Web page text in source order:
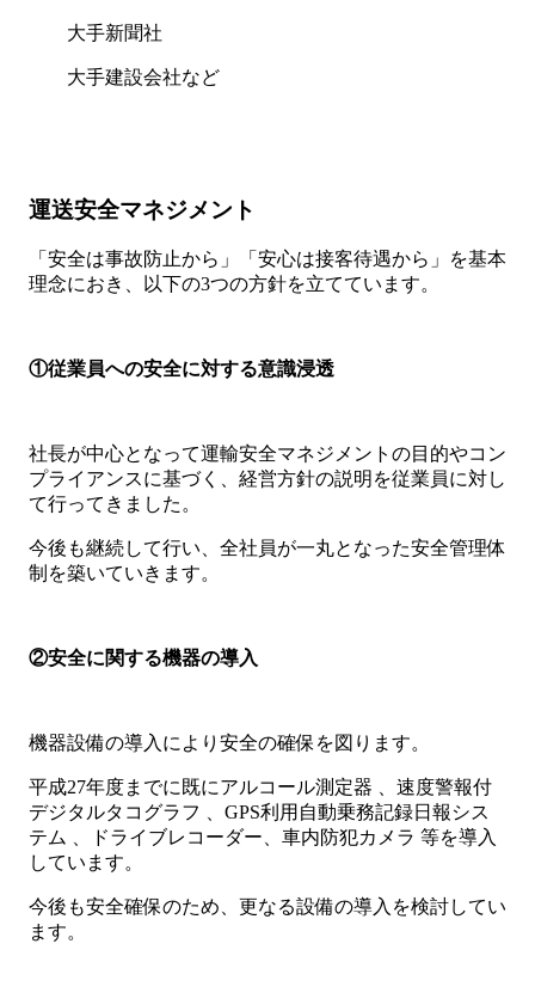
大手新聞社
大手建設会社など
運送安全マネジメント
「安全は事故防止から」「安心は接客待遇から」を基本
理念におき、以下の3つの方針を立てています。
①従業員への安全に対する意識浸透
社長が中心となって運輸安全マネジメントの目的やコン
プライアンスに基づく、経営方針の説明を従業員に対し
て行ってきました。
今後も継続して行い、全社員が一丸となった安全管理体
制を築いていきます。
②安全に関する機器の導入
機器設備の導入により安全の確保を図ります。
平成27年度までに既にアルコール測定器 、速度警報付
デジタルタコグラフ 、GPS利用自動乗務記録日報シス
テム 、ドライブレコーダー、車内防犯カメラ 等を導入
しています。
今後も安全確保のため、更なる設備の導入を検討してい
ます。